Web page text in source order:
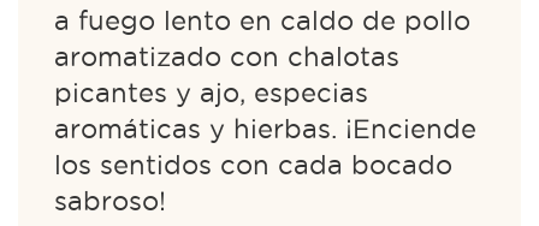
a fuego lento en caldo de pollo
aromatizado con chalotas
picantes y ajo, especias
aromáticas y hierbas. ¡Enciende
los sentidos con cada bocado
sabroso!